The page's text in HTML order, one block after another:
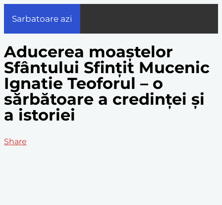
Sarbatoare azi
Aducerea moaștelor
Sfântului Sfințit Mucenic
Ignatie Teoforul – o
sărbătoare a credinței și
a istoriei
Share